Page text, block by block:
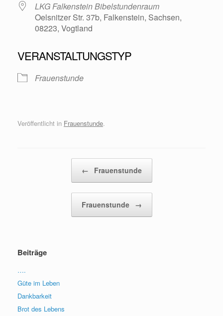
LKG Falkenstein Bibelstundenraum
Oelsnitzer Str. 37b, Falkenstein, Sachsen,
08223, Vogtland
VERANSTALTUNGSTYP
Frauenstunde
Veröffentlicht in Frauenstunde.
← Frauenstunde
Frauenstunde →
Beiträge
….
Güte im Leben
Dankbarkeit
Brot des Lebens